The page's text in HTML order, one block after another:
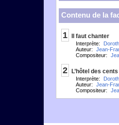
Contenu de la
1 Il faut chanter
Interprète:
Auteur:
Jean-
Compositeur:
2 L’hôtel des
Interprète:
Auteur:
Jean-
Compositeur: